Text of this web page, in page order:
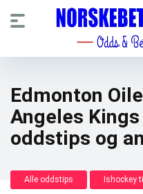
Edmonton
Angeles
oddstips og
Alle oddstips Ishockey